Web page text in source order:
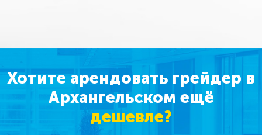
Хотите арендовать грейдер в
Архангельском ещё
дешевле?